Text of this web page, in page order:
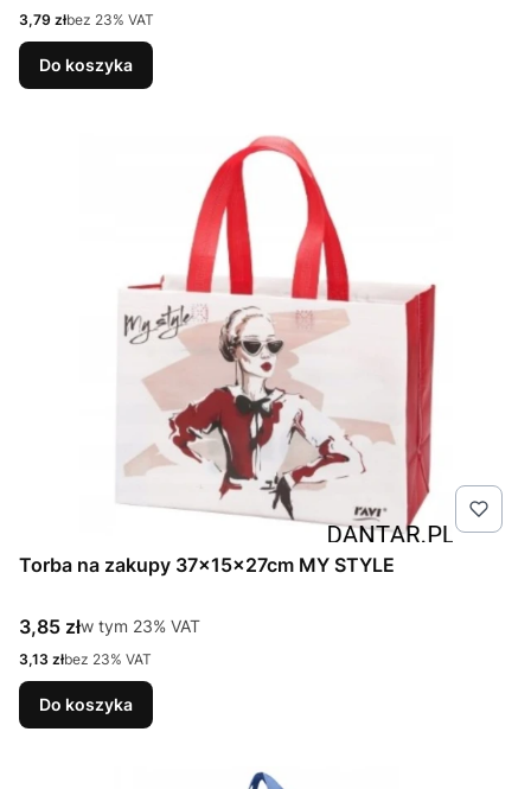
Cena netto
3,79 złbez 23% VAT
Do koszyka
Torba na zakupy 37x15x27cm MY STYLE
Cena brutto
3,85 złw tym %s VAT
w tym 23% VAT
Cena netto
3,13 złbez 23% VAT
Do koszyka